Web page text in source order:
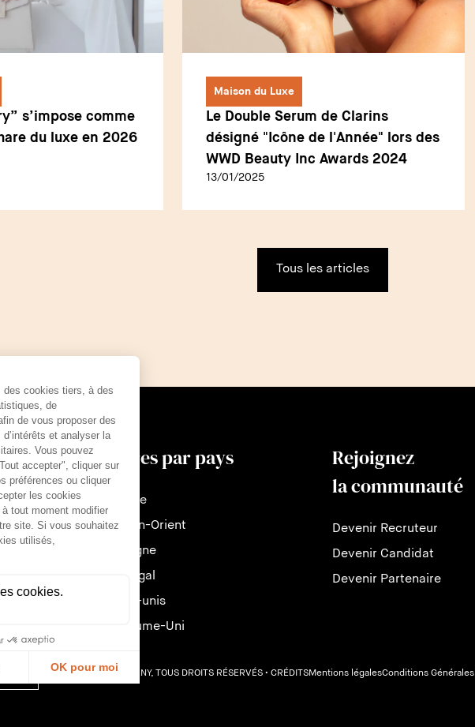
s’impose comme
du luxe en 2026
Maison du Luxe
Le Double Serum de Clarins
désigné "Icône de l'Année" lors des
WWD Beauty Inc Awards 2024
13/01/2025
Tous les articles
Offres par pays
France
Moyen-Orient
Espagne
Portugal
États-unis
Royaume-Uni
Rejoignez
la communauté
Devenir Recruteur
Devenir Candidat
Devenir Partenaire
© THE VENDÔM COMPANY, TOUS DROITS RÉSERVÉS • CRÉDITSMentions légalesConditions Générales